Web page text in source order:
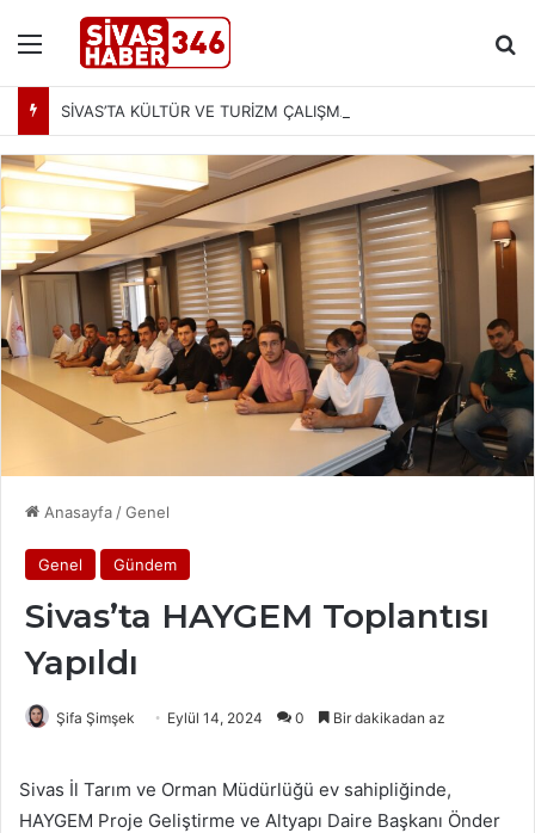
Menü
Anasayfa /Genel
Genel Gündem
Sivas’ta HAYGEM Toplantısı
Yapıldı
Şifa Şimşek Eylül 14, 2024 0 Bir dakikadan az
Sivas İl Tarım ve Orman Müdürlüğü ev sahipliğinde,
HAYGEM Proje Geliştirme ve Altyapı Daire Başkanı Önder